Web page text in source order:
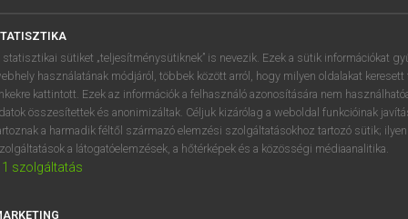
angol szótár
ige
invade (the country)
rush/dash/burst in/into
keresése szótárainkban
statisztikai sütiket „teljesítménysütiknek” is nevezik. Ezek a sütik információkat
használatának módjáról, többek között arról, hogy milyen oldalakat keresett
kattintott. Ezek az információk a felhasználó azonosítására nem
összesítettek és anonimizáltak. Céljuk kizárólag a weboldal funkcióinak
a harmadik féltől származó elemzési szolgáltatásokhoz tartozó sütik;
a látogatóelemzések, a hőtérképek és a közösségi médiaanalitika.
1 szolgáltatás
1 2 3 4 5 6 7 8 9
q w e r t z u i
a s d f g h j k l é
í y x c v b n m , .